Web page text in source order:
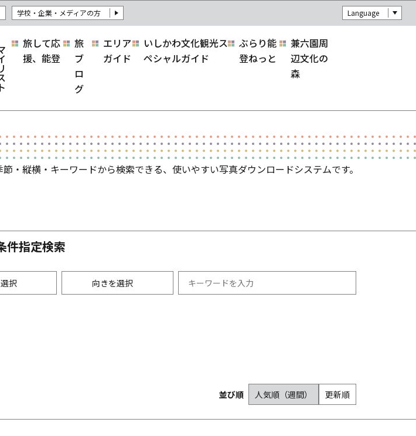
学校・企業・メディアの方 Language
ト
旅して応
援、能登
旅
ブ
ロ
グ
エリア
ガイド
いしかわ文化観光ス
ペシャルガイド
ぶらり能
登ねっと
兼六園周
辺文化の
森
縦横・キーワードから検索できる、使いやすい写真ダウンロードシステムです。
件指定検索
択 向きを選択
11月 2月
並び順 人気順（週間） 更新順